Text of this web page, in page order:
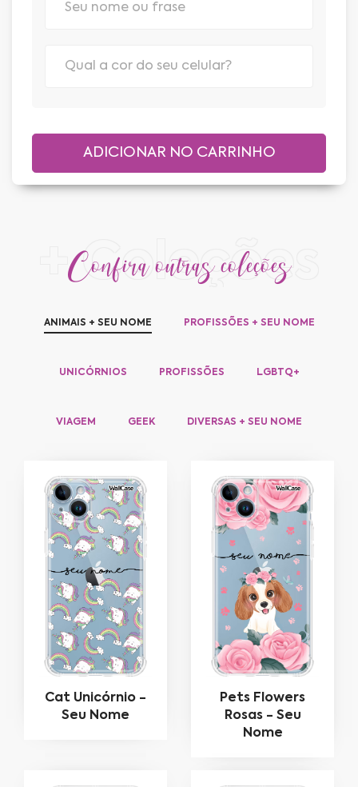
Confira outras coleções
+ Coleções
ANIMAIS + SEU NOME PROFISSÕES + SEU NOME
UNICÓRNIOS PROFISSÕES LGBTQ+
VIAGEM GEEK DIVERSAS + SEU NOME
Cat Unicórnio -
Seu Nome
Pets Flowers
Rosas - Seu
Nome